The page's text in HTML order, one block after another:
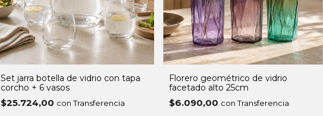
Set jarra botella de vidrio con tapa
corcho + 6 vasos
$25.724,00 con Transferencia
Florero geométrico de vidrio
facetado alto 25cm
$6.090,00 con Transferencia